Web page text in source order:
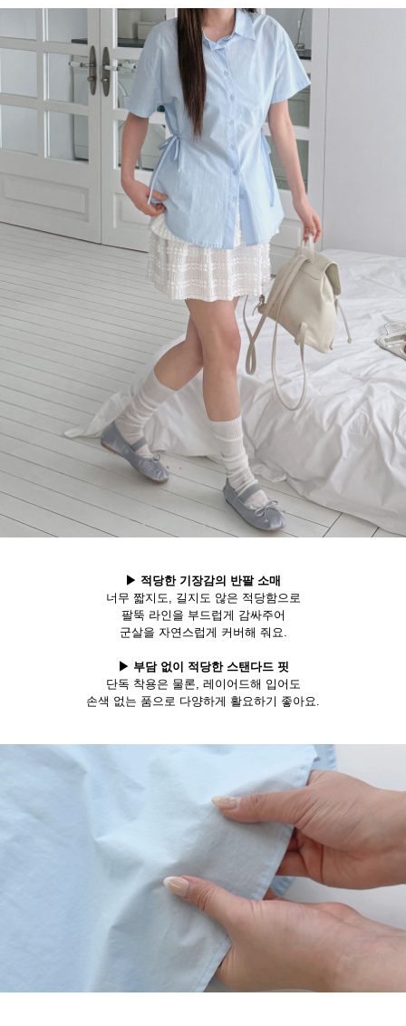
▶ 적당한 기장감의 반팔 소매
너무 짧지도, 길지도 않은 적당함으로
팔뚝 라인을 부드럽게 감싸주어
군살을 자연스럽게 커버해 줘요.
▶ 부담 없이 적당한 스탠다드 핏
단독 착용은 물론, 레이어드해 입어도
손색 없는 품으로 다양하게 활요하기 좋아요.